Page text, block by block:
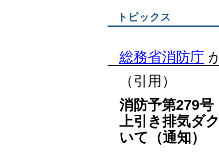
トピックス
総務省消防庁
（引用）
消防予第279号
上引き排気ダ
いて（通知）